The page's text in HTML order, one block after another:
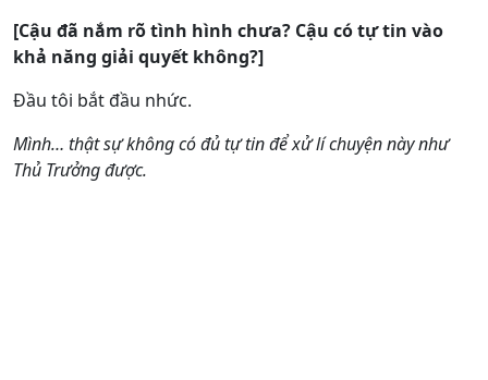
[Cậu đã nắm rõ tình hình chưa? Cậu có tự tin vào
khả năng giải quyết không?]
Đầu tôi bắt đầu nhức.
Mình… thật sự không có đủ tự tin để xử lí chuyện này như
Thủ Trưởng được.